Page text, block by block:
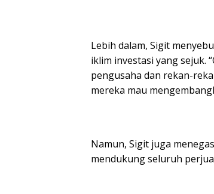
Lebih dalam, Sigit
iklim investasi yang sejuk.
pengusaha dan rekan-
mereka mau
Namun, Sigit juga
mendukung seluruh